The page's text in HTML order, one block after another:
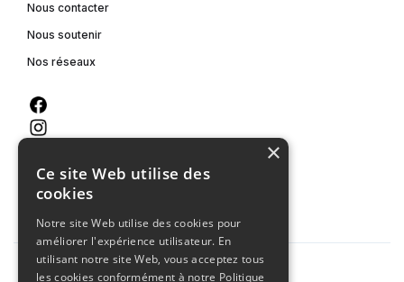
Nous contacter
Nous soutenir
Nos réseaux
×
Ce site Web utilise des
cookies
Notre site Web utilise des cookies pour
améliorer l'expérience utilisateur. En
utilisant notre site Web, vous acceptez tous
les cookies conformément à notre Politique